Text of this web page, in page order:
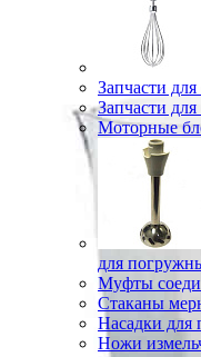
Запчасти
Запчасти
Моторные
для
Муфты
Стаканы
Насадки для
Ножи